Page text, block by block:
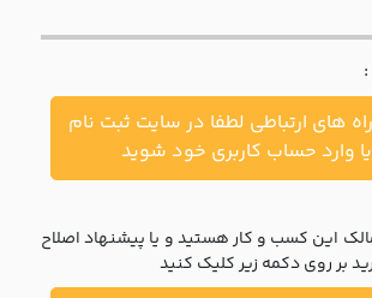
های ارتباطی لطفا در سایت ثبت نام
وارد حساب کاربری خود شوید
این کسب و کار هستید و یا پیشنهاد اصلاح
بر روی دکمه زیر کلیک کنید